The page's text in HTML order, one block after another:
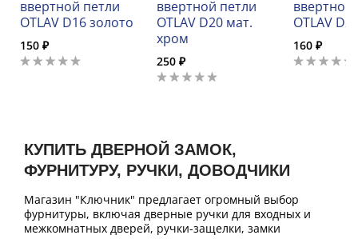
ввертной петли
OTLAV D16 золото
150 ₽
ввертной петли
OTLAV D20 мат.
хром
250 ₽
ввертной
OTLAV
160 ₽
КУПИТЬ ДВЕРНОЙ ЗАМОК,
ФУРНИТУРУ, РУЧКИ, ДОВОДЧИКИ
Магазин "Ключник" предлагает огромный выбор
фурнитуры, включая дверные ручки для входных и
межкомнатных дверей, ручки-защелки, замки